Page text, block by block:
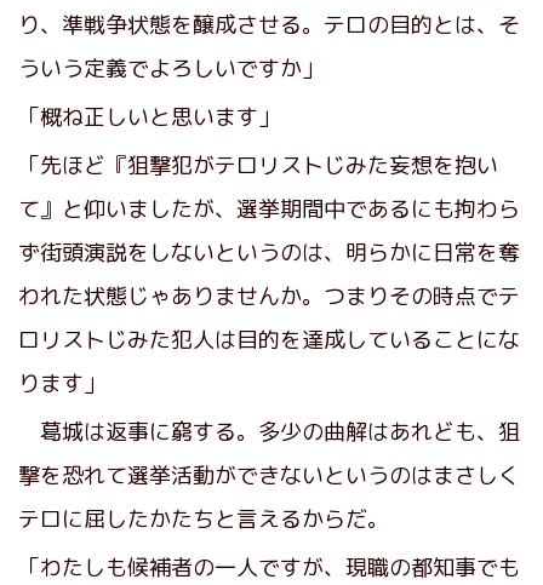
り、準戦争状態を醸成させる。テロの目的とは、そ
ういう定義でよろしいですか」
「概ね正しいと思います」
「先ほど『狙撃犯がテロリストじみた妄想を抱い
て』と仰いましたが、選挙期間中であるにも拘わら
ず街頭演説をしないというのは、明らかに日常を奪
われた状態じゃありませんか。つまりその時点でテ
ロリストじみた犯人は目的を達成していることにな
ります」
葛城は返事に窮する。多少の曲解はあれども、狙
撃を恐れて選挙活動ができないというのはまさしく
テロに屈したかたちと言えるからだ。
「わたしも候補者の一人ですが、現職の都知事でも